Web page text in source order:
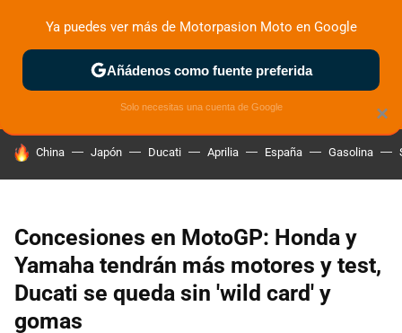
ZONA DE PRUEBAS DEPORTIVAS MOTOS ELÉCTRICAS
HOY SE HABLA DE
China Japón Ducati Aprilia España Gasolina
Concesiones en MotoGP: Honda y
Yamaha tendrán más motores y test,
Ducati se queda sin 'wild card' y
gomas
×
Ya puedes ver más de Motorpasion Moto en Google
Añádenos como fuente preferida
Solo necesitas una cuenta de Google